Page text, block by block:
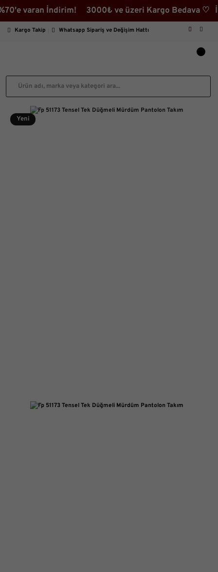
İndirim! 3000₺ ve üzeri Kargo Bedava ♡
Kargo Takip Whatsapp Sipariş ve Değişim Hattı
Yeni